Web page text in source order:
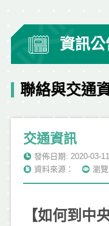
資訊公
聯絡與交通
交通資訊
發佈日期: 2020-03-11
資料來源：
瀏
【如何到中